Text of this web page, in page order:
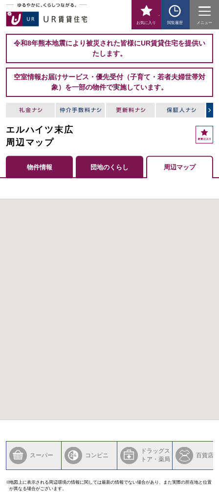
お気に入り
-
閲覧履歴
メニュー
令和8年熊本地震により被災された皆様にUR賃貸住宅を提供い
たします。
空室情報お届けサービス・優先受付（子育て・若者夫婦世帯対
象）を一部の物件で実施しています。
エルハイツ末広
周辺マップ
物件情報 団地のくらし 周辺マップ
スーパー コンビニ
ドラッグス
トア・薬局
百貨店
地図上に表示される周辺環境の情報に関しては最新の情報でない場合があり、また実際の所在地と位置
が異なる場合がございます。